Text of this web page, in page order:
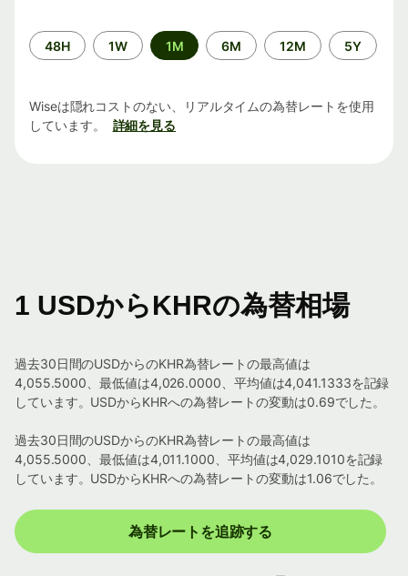
期
間
48H 1W 1M 6M 12M 5Y
Wiseは隠れコストのない、リアルタイムの為替レートを使用
しています。
詳細を見る
1 USDからKHRの為替相場
過去30日間のUSDからのKHR為替レートの最高値は
4,055.5000、最低値は4,026.0000、平均値は4,041.1333を記録
しています。USDからKHRへの為替レートの変動は0.69でした。
過去30日間のUSDからのKHR為替レートの最高値は
4,055.5000、最低値は4,011.1000、平均値は4,029.1010を記録
しています。USDからKHRへの為替レートの変動は1.06でした。
為替レートを追跡する